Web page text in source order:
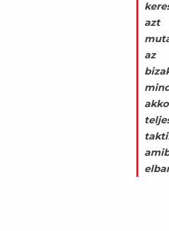
azt
az